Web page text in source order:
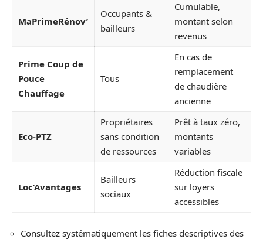
MaPrimeRénov’
Occupants &
bailleurs
Cumulable,
montant selon
revenus
Prime Coup de
Pouce
Chauffage
Tous
En cas de
remplacement
de chaudière
ancienne
Eco-PTZ
Propriétaires
sans condition
de ressources
Prêt à taux zéro,
montants
variables
Loc’Avantages
Bailleurs
sociaux
Réduction fiscale
sur loyers
accessibles
Consultez systématiquement les fiches descriptives des